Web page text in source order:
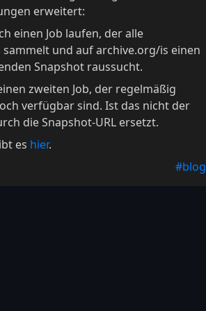
erweitert:
einen Job laufen, der alle
und auf archive.org/is einen
Snapshot raussucht.
zweiten Job, der regelmäßig
verfügbar sind. Ist das nicht der
die Snapshot-URL ersetzt.
es hier.
#blog